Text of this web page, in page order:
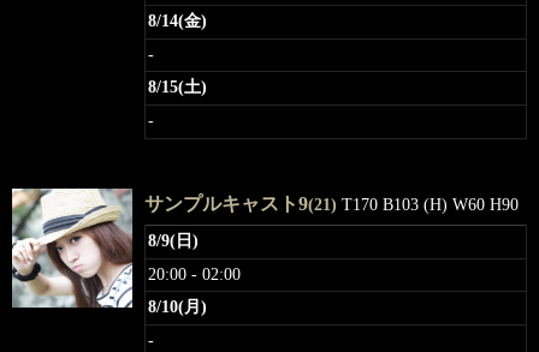
8/14(金)
-
8/15(土)
-
サンプルキャスト9(21) T170 B103 (H) W60 H90
8/9(日)
20:00 - 02:00
8/10(月)
-